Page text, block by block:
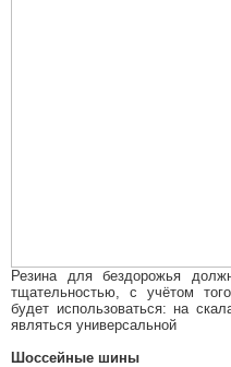
Резина для бездорожья
тщательностью, с учётом
будет использоваться: на
являться универсальной
Шоссейные шины